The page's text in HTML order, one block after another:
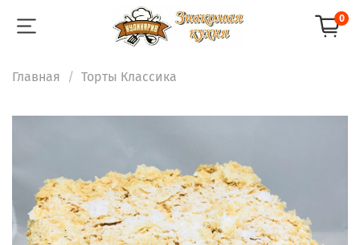
0
Главная Торты Классика